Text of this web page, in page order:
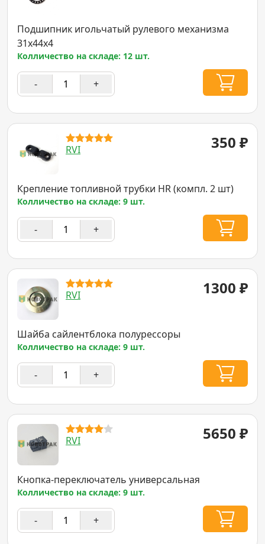
Подшипник игольчатый рулевого механизма
31x44x4
Колличество на складе: 12 шт.
- +
RVI 350 ₽
Крепление топливной трубки HR (компл. 2 шт)
Колличество на складе: 9 шт.
- +
RVI 1300 ₽
Шайба сайлентблока полурессоры
Колличество на складе: 9 шт.
- +
RVI 5650 ₽
Кнопка-переключатель универсальная
Колличество на складе: 9 шт.
- +